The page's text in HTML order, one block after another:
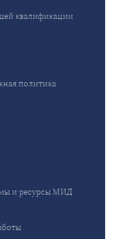
квалификации
политика
и ресурсы МИД